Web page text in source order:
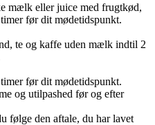
mælk eller juice med frugtkød,
før dit mødetidspunkt.
te og kaffe uden mælk indtil 2
før dit mødetidspunkt.
og utilpashed før og efter
følge den aftale, du har lavet